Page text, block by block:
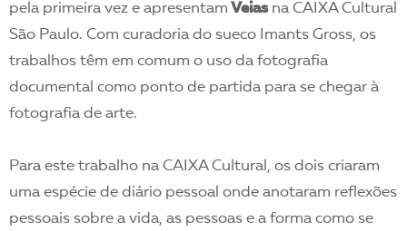
pela primeira vez e apresentam Veiasna CAIXA Cultural
São Paulo. Com curadoria do sueco Imants Gross, os
trabalhos têm em comum o uso da fotografia
documental como ponto de partida para se chegar à
fotografia de arte.
Para este trabalho na CAIXA Cultural, os dois criaram
uma espécie de diário pessoal onde anotaram reflexões
pessoais sobre a vida, as pessoas e a forma como se